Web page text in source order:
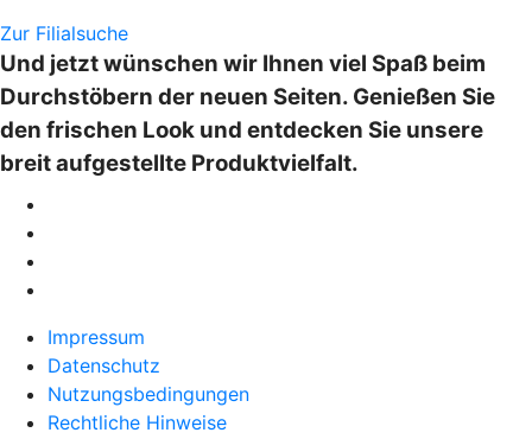
Zur Filialsuche
Und jetzt wünschen wir Ihnen viel Spaß beim
Durchstöbern der neuen Seiten. Genießen Sie
den frischen Look und entdecken Sie unsere
breit aufgestellte Produktvielfalt.
Impressum
Datenschutz
Nutzungsbedingungen
Rechtliche Hinweise